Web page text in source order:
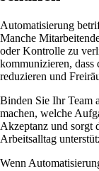
Automatisierung
Manche
oder Kontrolle zu
kommunizieren, dass
reduzieren und
Binden Sie Ihr Team
machen, welche
Akzeptanz und sorgt
Arbeitsalltag
Wenn